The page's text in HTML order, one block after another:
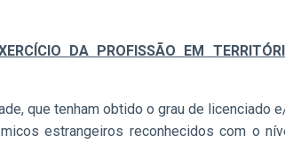
DA PROFISSÃO EM
que tenham obtido o grau de licenciado
estrangeiros reconhecidos com o